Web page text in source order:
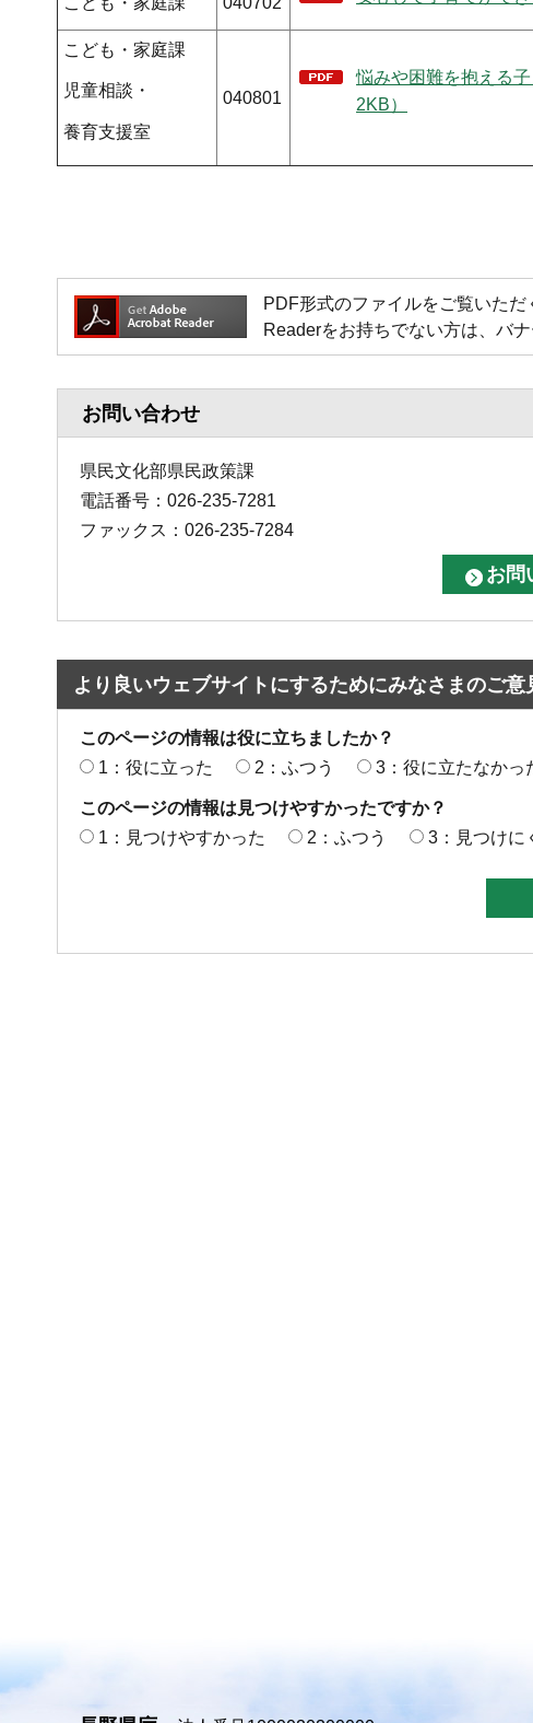
こども・家庭課
児童相談・
養育支援室
040801
悩みや困難を抱える
2KB）
PDF形式のファイルをご覧いた
Readerをお持ちでない方は、バ
お問い合わせ
県民文化部県民政策課
電話番号：026-235-7281
ファックス：026-235-7284
より良いウェブサイトにするためにみなさまのご
このページの情報は役に立ちましたか？
1：役に立った
2：ふつう 3：役に立たなかっ
このページの情報は見つけやすかったですか？
1：見つけやすかった
2：ふつう 3：見つけに